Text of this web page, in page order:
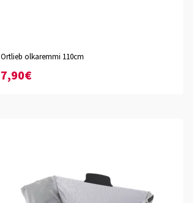
Ortlieb olkaremmi 110cm
7,90€